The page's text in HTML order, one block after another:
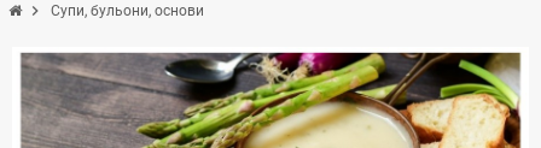
chevron_right Супи, бульони, основи